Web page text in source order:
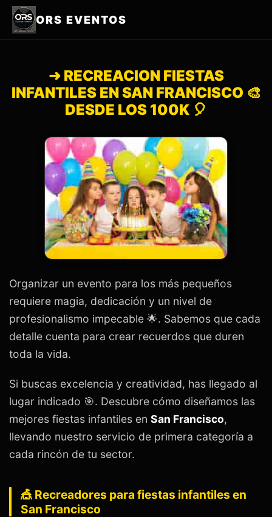
ORS EVENTOS
➜ RECREACION FIESTAS
INFANTILES EN SAN FRANCISCO 🎨
DESDE LOS 100K 🎈
Organizar un evento para los más pequeños
requiere magia, dedicación y un nivel de
profesionalismo impecable 🌟. Sabemos que cada
detalle cuenta para crear recuerdos que duren
toda la vida.
Si buscas excelencia y creatividad, has llegado al
lugar indicado 🎯. Descubre cómo diseñamos las
mejores fiestas infantiles en San Francisco,
llevando nuestro servicio de primera categoría a
cada rincón de tu sector.
🎪 Recreadores para fiestas infantiles en
San Francisco